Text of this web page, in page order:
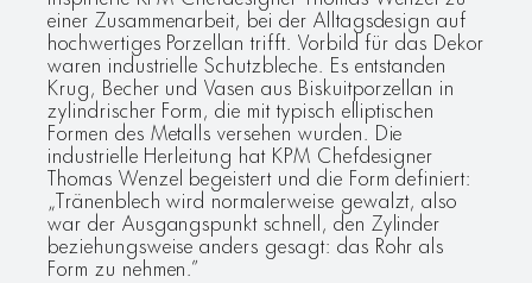
einer Zusammenarbeit, bei der Alltagsdesign auf
hochwertiges Porzellan trifft. Vorbild für das Dekor
waren industrielle Schutzbleche. Es entstanden
Krug, Becher und Vasen aus Biskuitporzellan in
zylindrischer Form, die mit typisch elliptischen
Formen des Metalls versehen wurden. Die
industrielle Herleitung hat KPM Chefdesigner
Thomas Wenzel begeistert und die Form definiert:
„Tränenblech wird normalerweise gewalzt, also
war der Ausgangspunkt schnell, den Zylinder
beziehungsweise anders gesagt: das Rohr als
Form zu nehmen.”